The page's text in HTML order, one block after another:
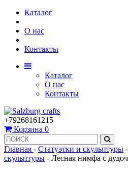
Каталог
О нас
Контакты
Каталог
О нас
Контакты
+79268161215
Корзина 0
Главная - Статуэтки и скульптуры -
скульптуры - Лесная нимфа с